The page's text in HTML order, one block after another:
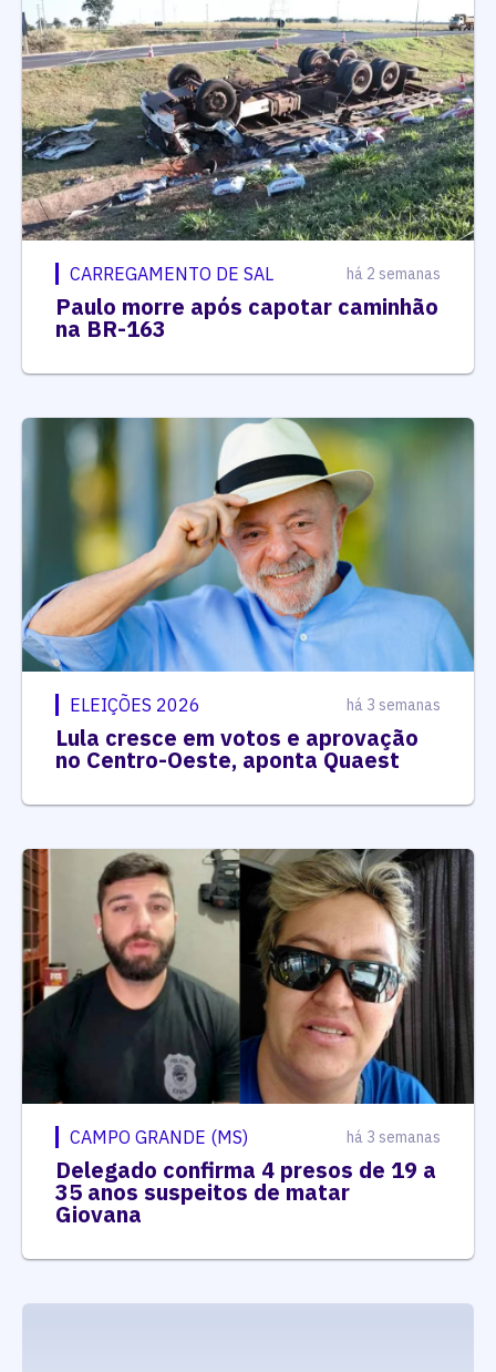
CARREGAMENTO DE SAL há 2 semanas
Paulo morre após capotar caminhão
na BR-163
ELEIÇÕES 2026 há 3 semanas
Lula cresce em votos e aprovação
no Centro-Oeste, aponta Quaest
CAMPO GRANDE (MS) há 3 semanas
Delegado confirma 4 presos de 19 a
35 anos suspeitos de matar
Giovana